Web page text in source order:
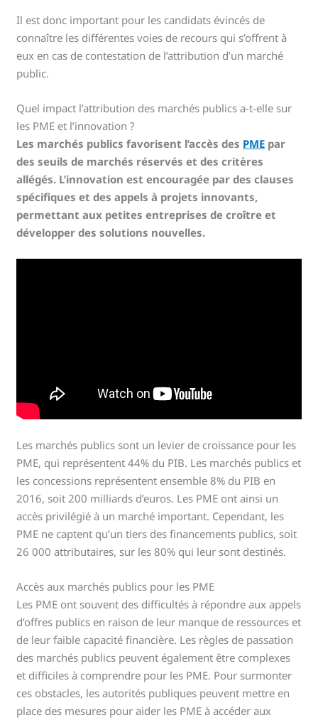
Il est donc important pour les candidats évincés de
connaître les différentes voies de recours qui s’offrent à
eux en cas de contestation de l’attribution d’un marché
public.
Quel impact l’attribution des marchés publics a-t-elle sur
les PME et l’innovation ?
Les marchés publics favorisent l’accès des PME par
des seuils de marchés réservés et des critères
allégés. L’innovation est encouragée par des clauses
spécifiques et des appels à projets innovants,
permettant aux petites entreprises de croître et
développer des solutions nouvelles.
Les marchés publics sont un levier de croissance pour les
PME, qui représentent 44% du PIB. Les marchés publics et
les concessions représentent ensemble 8% du PIB en
2016, soit 200 milliards d’euros. Les PME ont ainsi un
accès privilégié à un marché important. Cependant, les
PME ne captent qu’un tiers des financements publics, soit
26 000 attributaires, sur les 80% qui leur sont destinés.
Accès aux marchés publics pour les PME
Les PME ont souvent des difficultés à répondre aux appels
d’offres publics en raison de leur manque de ressources et
de leur faible capacité financière. Les règles de passation
des marchés publics peuvent également être complexes
et difficiles à comprendre pour les PME. Pour surmonter
ces obstacles, les autorités publiques peuvent mettre en
place des mesures pour aider les PME à accéder aux